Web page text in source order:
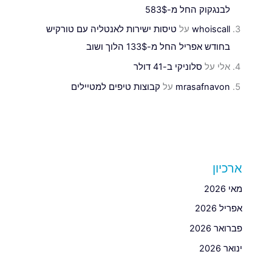
לבנגקוק החל מ-583$
whoiscall על טיסות ישירות לאנטליה עם טורקיש
בחודש אפריל החל מ-133$ הלוך ושוב
אלי על סלוניקי ב-41 דולר
mrasafnavon על קבוצות טיפים למטיילים
ארכיון
מאי 2026
אפריל 2026
פברואר 2026
ינואר 2026